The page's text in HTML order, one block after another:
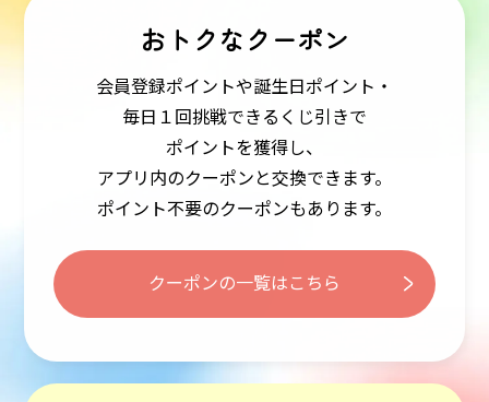
おトクなクーポン
会員登録ポイントや誕生日ポイント・
毎日１回挑戦できるくじ引きで
ポイントを獲得し、
アプリ内のクーポンと交換できます。
ポイント不要のクーポンもあります。
クーポンの一覧はこちら